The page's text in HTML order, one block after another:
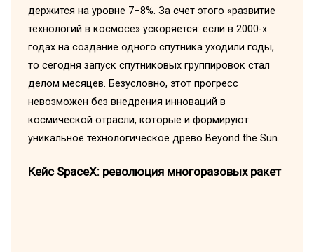
держится на уровне 7–8%. За счет этого «развитие
технологий в космосе» ускоряется: если в 2000-х
годах на создание одного спутника уходили годы,
то сегодня запуск спутниковых группировок стал
делом месяцев. Безусловно, этот прогресс
невозможен без внедрения инноваций в
космической отрасли, которые и формируют
уникальное технологическое древо Beyond the Sun.
Кейс SpaceX: революция многоразовых ракет